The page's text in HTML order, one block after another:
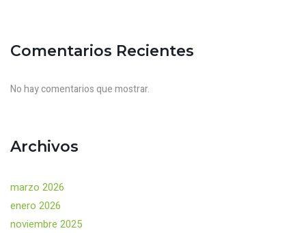
Comentarios Recientes
No hay comentarios que mostrar.
Archivos
marzo 2026
enero 2026
noviembre 2025